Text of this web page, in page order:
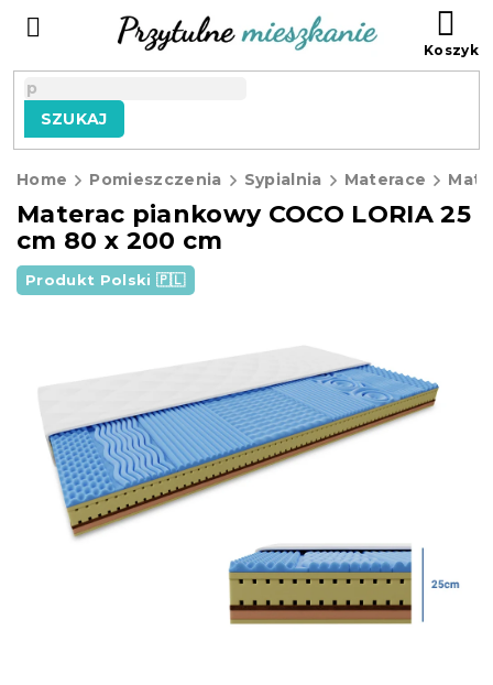
SZUKAJ
Home Pomieszczenia Sypialnia Materace
Materac piankowy COCO LORIA 25
cm 80 x 200 cm
Produkt Polski 🇵🇱